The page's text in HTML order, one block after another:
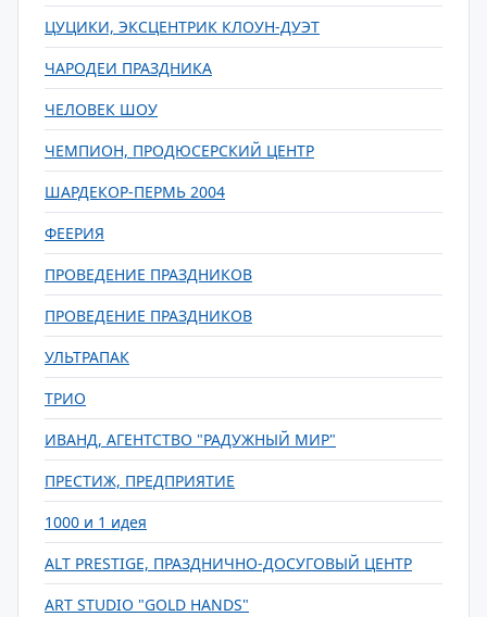
ЦУЦИКИ, ЭКСЦЕНТРИК КЛОУН-ДУЭТ
ЧАРОДЕИ ПРАЗДНИКА
ЧЕЛОВЕК ШОУ
ЧЕМПИОН, ПРОДЮСЕРСКИЙ ЦЕНТР
ШАРДЕКОР-ПЕРМЬ 2004
ФЕЕРИЯ
ПРОВЕДЕНИЕ ПРАЗДНИКОВ
ПРОВЕДЕНИЕ ПРАЗДНИКОВ
УЛЬТРАПАК
ТРИО
ИВАНД, АГЕНТСТВО "РАДУЖНЫЙ МИР"
ПРЕСТИЖ, ПРЕДПРИЯТИЕ
1000 и 1 идея
ALT PRESTIGE, ПРАЗДНИЧНО-ДОСУГОВЫЙ ЦЕНТР
ART STUDIO "GOLD HANDS"